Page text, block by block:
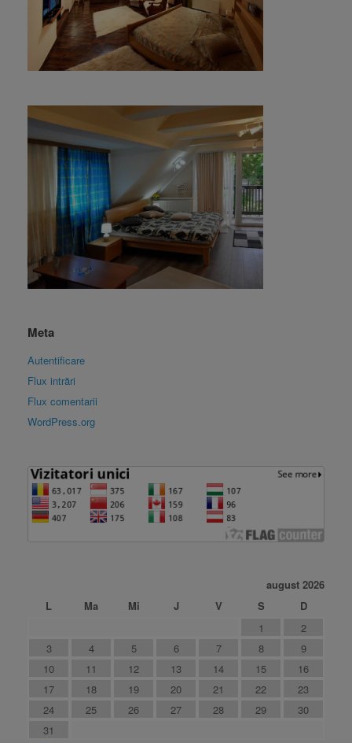
Meta
Autentificare
Flux intrări
Flux comentarii
WordPress.org
august 2026
L
Ma Mi J V S
D
1
2
3
4 5 6 7 8
9
10
11 12 13 14 15
16
17
18 19 20 21 22
23
24
25 26 27 28 29
30
31